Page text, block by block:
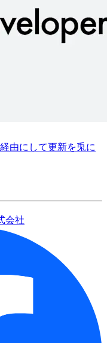
由にして更新を兎に
会社